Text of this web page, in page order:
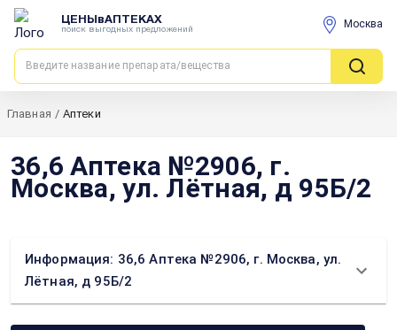
ЦЕНЫвАПТЕКАХ
поиск выгодных предложений Москва
Главная / Аптеки
36,6 Аптека №2906, г.
Москва, ул. Лётная, д 95Б/2
Информация: 36,6 Аптека №2906, г. Москва, ул.
Лётная, д 95Б/2